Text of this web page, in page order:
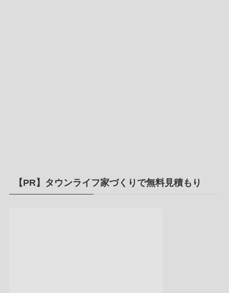
【PR】タウンライフ家づくりで無料見積もり